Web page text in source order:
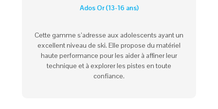
Ados Or (13-16 ans)
Cette gamme s’adresse aux adolescents ayant un
excellent niveau de ski. Elle propose du matériel
haute performance pour les aider à affiner leur
technique et à explorer les pistes en toute
confiance.